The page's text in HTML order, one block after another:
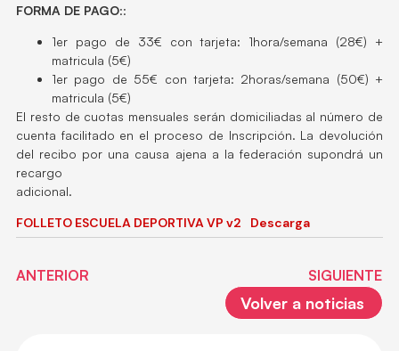
FORMA DE PAGO::
1er pago de 33€ con tarjeta: 1hora/semana (28€) +
matricula (5€)
1er pago de 55€ con tarjeta: 2horas/semana (50€) +
matricula (5€)
El resto de cuotas mensuales serán domiciliadas al número de
cuenta facilitado en el proceso de Inscripción. La devolución
del recibo por una causa ajena a la federación supondrá un
recargo
adicional.
FOLLETO ESCUELA DEPORTIVA VP v2 Descarga
ANTERIOR SIGUIENTE
Volver a noticias